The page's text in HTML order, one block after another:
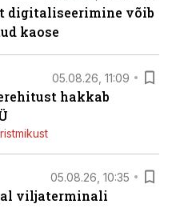
digitaliseerimine võib
kaose
05.08.26, 11:09
hakkab
05.08.26, 10:35
viljaterminali